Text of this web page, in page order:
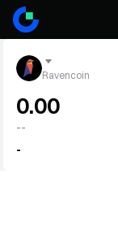
Ravencoin
0.00
--
-